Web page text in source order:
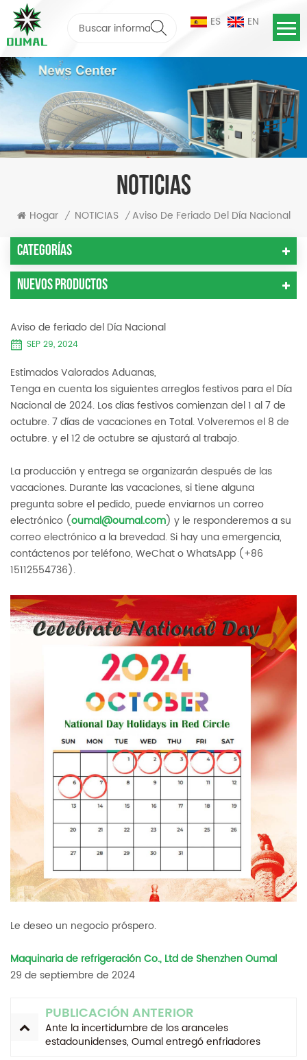
ES EN
NOTICIAS
Hogar / NOTICIAS / Aviso De Feriado Del Día Nacional
Categorías
Nuevos Productos
Aviso de feriado del Día Nacional
SEP 29, 2024
Estimados Valorados Aduanas,
Tenga en cuenta los siguientes arreglos festivos para el Día
Nacional de 2024. Los días festivos comienzan del 1 al 7 de
octubre. 7 días de vacaciones en Total. Volveremos el 8 de
octubre. y el 12 de octubre se ajustará al trabajo.
La producción y entrega se organizarán después de las
vacaciones. Durante las vacaciones, si tiene alguna
pregunta sobre el pedido, puede enviarnos un correo
electrónico (oumal@oumal.com) y le responderemos a su
correo electrónico a la brevedad. Si hay una emergencia,
contáctenos por teléfono, WeChat o WhatsApp (+86
15112554736).
Le deseo un negocio próspero.
Maquinaria de refrigeración Co., Ltd de Shenzhen Oumal
29 de septiembre de 2024
PUBLICACIÓN ANTERIOR
Ante la incertidumbre de los aranceles
estadounidenses, Oumal entregó enfriadores